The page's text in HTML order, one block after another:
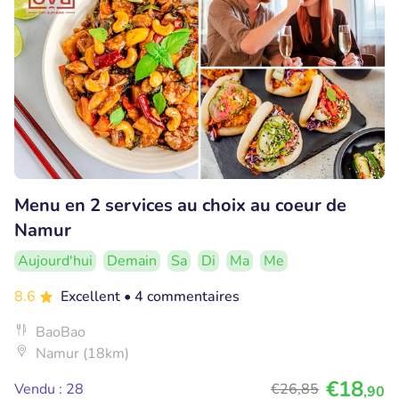
Menu en 2 services au choix au coeur de
Namur
Aujourd'hui Demain Sa Di Ma
Me
8.6
Excellent • 4 commentaires
BaoBao
Namur (18km)
Vendu : 28
€26,85 €18,90